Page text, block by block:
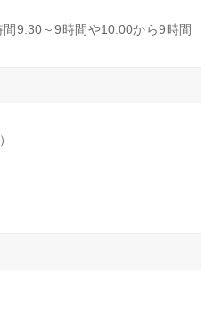
9:30～9時間や10:00から9時間